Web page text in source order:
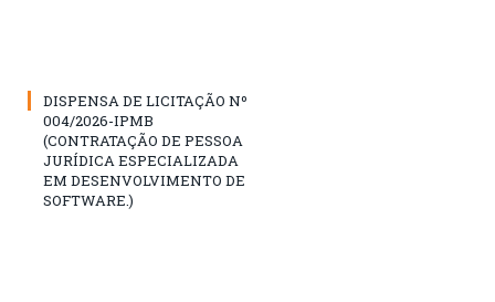
DISPENSA DE LICITAÇÃO Nº
004/2026-IPMB
(CONTRATAÇÃO DE PESSOA
JURÍDICA ESPECIALIZADA
EM DESENVOLVIMENTO DE
SOFTWARE.)